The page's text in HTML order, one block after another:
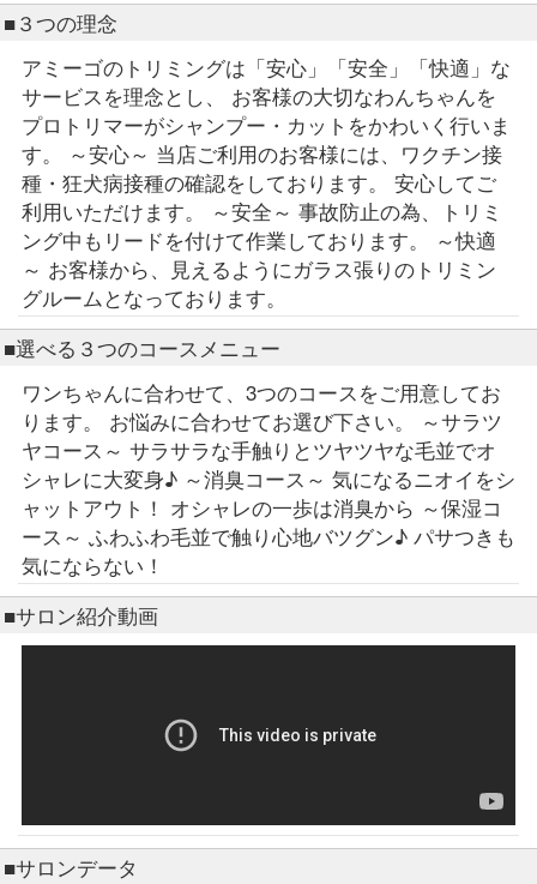
■３つの理念
アミーゴのトリミングは「安心」「安全」「快適」な
サービスを理念とし、 お客様の大切なわんちゃんを
プロトリマーがシャンプー・カットをかわいく行いま
す。 ～安心～ 当店ご利用のお客様には、ワクチン接
種・狂犬病接種の確認をしております。 安心してご
利用いただけます。 ～安全～ 事故防止の為、トリミ
ング中もリードを付けて作業しております。 ～快適
～ お客様から、見えるようにガラス張りのトリミン
グルームとなっております。
■選べる３つのコースメニュー
ワンちゃんに合わせて、3つのコースをご用意してお
ります。 お悩みに合わせてお選び下さい。 ～サラツ
ヤコース～ サラサラな手触りとツヤツヤな毛並でオ
シャレに大変身♪ ～消臭コース～ 気になるニオイをシ
ャットアウト！ オシャレの一歩は消臭から ～保湿コ
ース～ ふわふわ毛並で触り心地バツグン♪ パサつきも
気にならない！
■サロン紹介動画
■サロンデータ